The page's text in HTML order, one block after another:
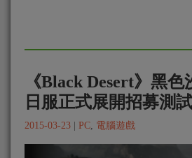
《Black Desert》黑
日服正式展開招募測
2015-03-23 | PC 電腦遊戲